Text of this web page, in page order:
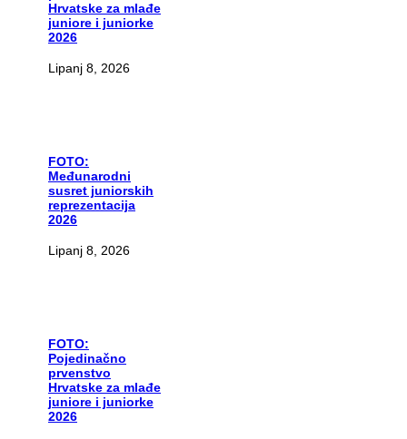
Hrvatske za mlađe
juniore i juniorke
2026
Lipanj 8, 2026
FOTO:
Međunarodni
susret juniorskih
reprezentacija
2026
Lipanj 8, 2026
FOTO:
Pojedinačno
prvenstvo
Hrvatske za mlađe
juniore i juniorke
2026